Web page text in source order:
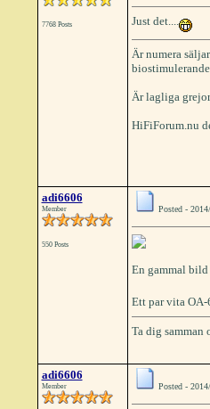
7768 Posts Just det....
Är numera
Är lagliga
HiFiForum.nu
adi6606
Member
550 Posts
Posted -
En gammal
Ett par vita
Ta dig
adi6606
Member Posted -